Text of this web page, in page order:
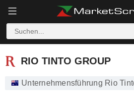
RIO TINTO GROUP
RIO TINTO GROUP
Unternehmensführung Rio